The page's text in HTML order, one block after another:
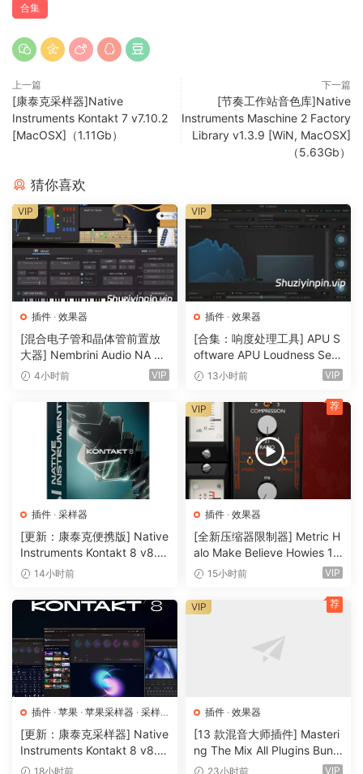
的任何打击乐音效。所有插件均可调整、自动运行，并完美集
术。
混音器窗口
通过 MASCHINE 2 中的混音器窗口，将音轨打磨得更加完美。
轻松调整音量和平移。在带有峰值电平指示器的仪表上，可以
清楚地看到音轨组和单个音轨的电平。调整任何一组音效的电
地方自由传送声音。
MASCHINE 的全新用户界面为你带来了这一切，还有更多–尖
端的音乐制作从未如此简单。
全新插件条
MASCHINE 2 的全新插件带让你以全新的方式查看乐器和效果
器。现在，每个内部乐器和效果器都有自己的布局，可实现闪
电般快速的视觉识别。这种直观、可视化的整合还延伸到了
KOMPLETE 乐器和效果器。除此之外，MASCHINE 还能处理
你拥有的几乎所有 VST、AU 或效果插件。
内置更多音效
直接从 MASCHINE 2 的全彩产品图标显示屏上浏览预置和加载
任何 KOMPLETE 14 乐器或效果器，一目了然。现在，还有更
多精彩等你发现。MASCHINE 2 包含 KOMPLETE 12 SELECT
– 14 种精选 KOMPLETE 乐器和效果器。开箱即可获得一整套
专业音效，并通过 MASCHINE 硬件进行控制。
你还能获得 2000 多种采样、200 种全新的 MASSIVE 预置和
100 多种新套件，所有这些都在一个精简的浏览器中，让你快
速、简单地找到自己想要的声音。无论你想要什么音效，
MASCHINE 都在等着你。
支持的操作系统
– macOS 10.15 或更高版本
– 苹果硅处理器或英特尔酷睿处理器
– Windows 10（最新 SP）或更高版本
硬件控制器
合集
上一篇
[康泰克采样器]Native
Instruments Kontakt 7 v7.10.2
[MacOSX]（1.11Gb）
下一篇
[节奏工作站音色库]Native
Instruments Maschine 2 Factory
Library v1.3.9 [WiN, MacOSX]
（5.63Gb）
猜你喜欢
插件 · 效果器
[混合电子管和晶体管前置放
大器] Nembrini Audio NA Ba
ss 3500 v1.0.0 Incl Keygen-
4小时前 VIP
VIP
插件 · 效果器
[合集：响度处理工具] APU S
oftware APU Loudness Seri
es v5.7.0 Incl Keygen-R2R
13小时前 VIP
VIP
插件 · 采样器
[更新：康泰克便携版] Native
Instruments Kontakt 8 v8.1
2.1 PORTABLE-vkDanilov
14小时前
插件 · 效果器
[全新压缩器限制器] Metric H
alo Make Believe Howies 17
9 v4.1.17-R2R [WiN]（30.0
15小时前 VIP
VIP 荐
插件 · 苹果 · 苹果采样器 · 采样
器
[更新：康泰克采样器] Native
Instruments Kontakt 8 v8.1
2.1 [WiN, MacOSX]（1.2GB
18小时前
插件 · 效果器
[13 款混音大师插件] Masteri
ng The Mix All Plugins Bundl
e v2026.08.03 [WiN, MacO
23小时前 VIP
VIP 荐